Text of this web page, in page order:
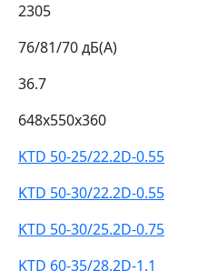
2305
76/81/70 дБ(А)
36.7
648x550x360
KTD 50-25/22.2D-0.55
KTD 50-30/22.2D-0.55
KTD 50-30/25.2D-0.75
KTD 60-35/28.2D-1.1